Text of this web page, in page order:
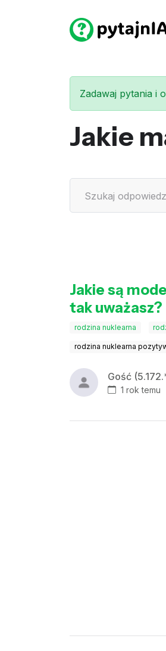
Zadawaj pytania i
Jakie
Jakie są
tak uważasz?
rodzina nuklearna
rodzina nuklearna
Gość
1 rok temu